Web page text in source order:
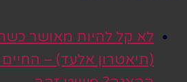
לא קל להיות מאושר
(תיאטרון אלעד) –